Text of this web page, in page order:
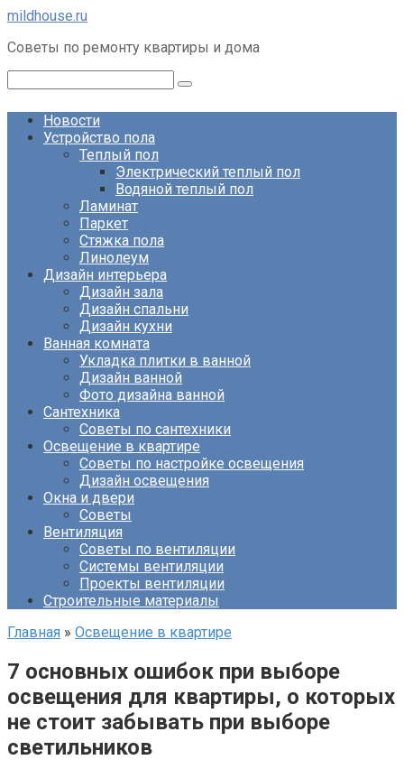
Перейти
контенту
mildhouse.ru
Советы по ремонту квартиры и дома
Новости
Устройство пола
Теплый пол
Электрический теплый пол
Водяной теплый пол
Ламинат
Паркет
Стяжка пола
Линолеум
Дизайн интерьера
Дизайн зала
Дизайн спальни
Дизайн кухни
Ванная комната
Укладка плитки в ванной
Дизайн ванной
Фото дизайна ванной
Сантехника
Советы по сантехники
Освещение в квартире
Советы по настройке освещения
Дизайн освещения
Окна и двери
Советы
Вентиляция
Советы по вентиляции
Системы вентиляции
Проекты вентиляции
Строительные материалы
Главная » Освещение в квартире
7 основных ошибок при выборе
освещения для квартиры, о которых
не стоит забывать при выборе
светильников